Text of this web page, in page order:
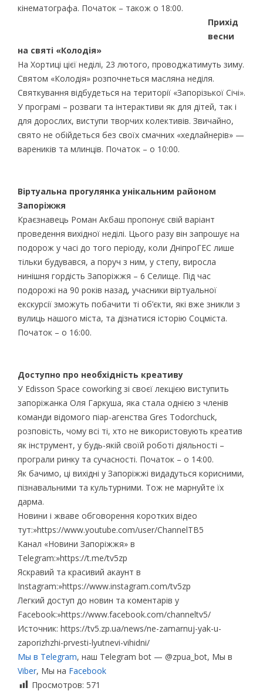
кінематографа. Початок – також о 18:00.
Прихід
весни
на святі «Колодія»
На Хортиці цієї неділі, 23 лютого, проводжатимуть зиму.
Святом «Колодія» розпочнеться масляна неділя.
Святкування відбудеться на території «Запорізької Січі».
У програмі – розваги та інтерактиви як для дітей, так і
для дорослих, виступи творчих колективів. Звичайно,
свято не обійдеться без своїх смачних «хедлайнерів» —
вареників та млинців. Початок – о 10:00.
Віртуальна прогулянка унікальним районом
Запоріжжя
Краєзнавець Роман Акбаш пропонує свій варіант
проведення вихідної неділі. Цього разу він запрошує на
подорож у часі до того періоду, коли ДніпроГЕС лише
тільки будувався, а поруч з ним, у степу, виросла
нинішня гордість Запоріжжя – 6 Селище. Під час
подорожі на 90 років назад, учасники віртуальної
екскурсії зможуть побачити ті об’єкти, які вже зникли з
вулиць нашого міста, та дізнатися історію Соцміста.
Початок – о 16:00.
Доступно про необхідність креативу
У Edisson Space coworking зі своєї лекцією виступить
запоріжанка Оля Гаркуша, яка стала однією з членів
команди відомого піар-агенства Gres Todorchuck,
розповість, чому всі ті, хто не використовують креатив
як інструмент, у будь-якій своїй роботі діяльності –
програли ринку та сучасності. Початок – о 14:00.
Як бачимо, ці вихідні у Запоріжжі видадуться корисними,
пізнавальними та культурними. Тож не марнуйте їх
дарма.
Новини і жваве обговорення коротких відео
тут:»https://www.youtube.com/user/ChannelTB5
Канал «Новини Запоріжжя» в
Telegram:»https://t.me/tv5zp
Яскравий та красивий акаунт в
Instagram:»https://www.instagram.com/tv5zp
Легкий доступ до новин та коментарів у
Facebook:»https://www.facebook.com/channeltv5/
Источник: https://tv5.zp.ua/news/ne-zamarnuj-yak-u-
zaporizhzhi-prvesti-lyutnevi-vihidni/
Мы в Telegram, наш Telegram bot — @zpua_bot, Мы в
Viber, Мы на Facebook
Просмотров: 571